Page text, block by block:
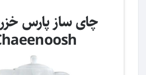
چای ساز پارس